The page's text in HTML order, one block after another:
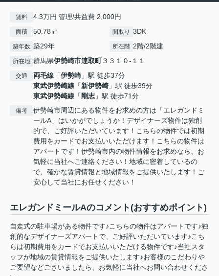
賃料 4.3万円 管理/共益費 2,000円
面積 50.78㎡ 間取り 3DK
築年数 築29年 所在階 2階/2階建
所在地 群馬県伊勢崎市連取町３３１０-１１
交通 両毛線 「伊勢崎 」駅 徒歩37分
東武伊勢崎線 「新伊勢崎 」駅 徒歩39分
東武伊勢崎線 「 剛志」駅 徒歩71分
備考
伊勢崎市周辺にある物件をお求めの方は「エレガンドミ
ールA」はいかがでしょうか！デザイナーズ物件は独創
的で、ご好評いただいています！こちらの物件では初期
費用をカードでお支払いいただけます！こちらの物件は
アパートです！伊勢崎市内の物件情報をお求めなら、お
気軽に当社へご連絡ください！地域に密着しているの
で、確かな賃貸情報と地域情報をご提供いたします！ご
安心して当社にお任せください！
エレガンドミールAのコメント(おすすめポイント)
自走式の駐車場がある物件です♪こちらの物件はアパートです♪独
創的なデザイナーズアパートで、ご好評いただいています♪こち
らは初期費用をカードでお支払いいただける物件です♪当社スタ
ッフが地域の賃貸情報をご提供いたします♪お客様のこだわりや
ご要望などございましたら、お気軽に当社へお問い合わせくださ